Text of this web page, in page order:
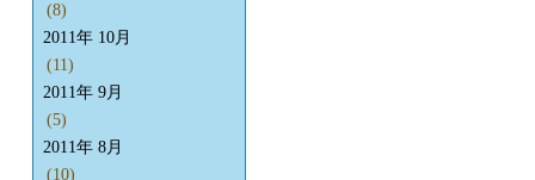
(8)
2011年 10月
(11)
2011年 9月
(5)
2011年 8月
(10)